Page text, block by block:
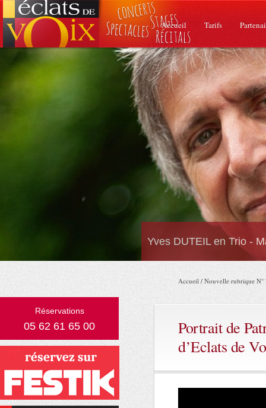
Accueil Tarifs
Yves DUTEIL en Trio -
Réservations
05 62 61 65 00
Accueil /Nouvelle rubrique N°
Portrait de
d’Eclats de